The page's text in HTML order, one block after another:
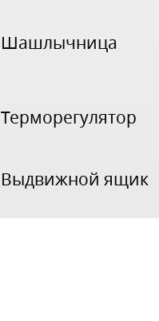
Шашлычница
Терморегулятор
Выдвижной ящик